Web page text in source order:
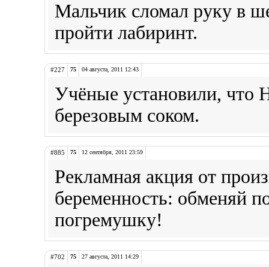
Мальчик сломал руку в
пройти лабиринт.
#227 75 04 августа, 2011 12:43
Учёные установили, что
березовым соком.
#885 75 12 сентября, 2011 23:59
Рекламная акция от
беременность: обменяй
погремушку!
#702 75 27 августа, 2011 14:29